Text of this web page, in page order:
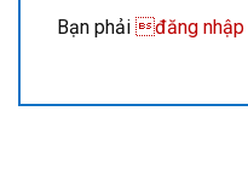
Bạn phải đăng nhập